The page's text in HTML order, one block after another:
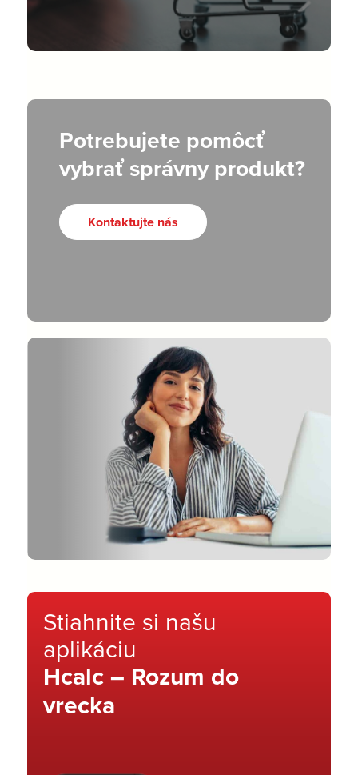
Potrebujete pomôcť
vybrať správny produkt?
Kontaktujte nás
Stiahnite si našu
aplikáciu
Hcalc – Rozum do
vrecka